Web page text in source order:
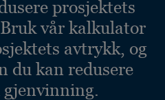
prosjektets
vår kalkulator
avtrykk, og
du kan redusere
gjenvinning.